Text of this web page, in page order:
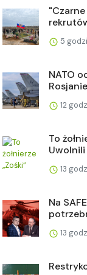
5
NATO
12
To
Uwolnili
13
Na
13